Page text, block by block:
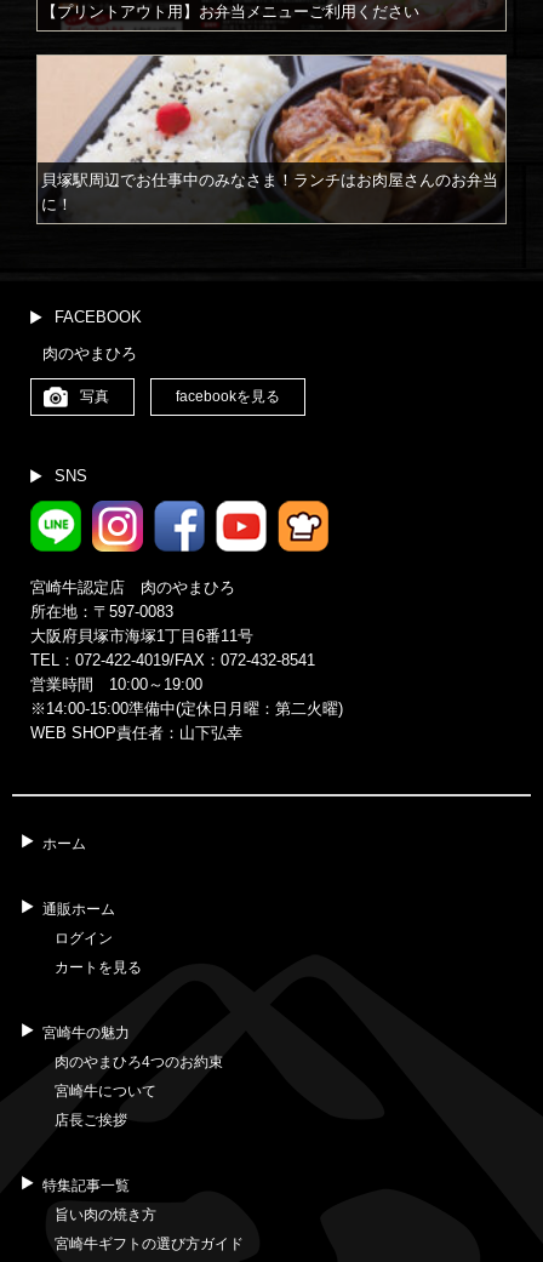
【プリントアウト用】お弁当メニューご利用ください
貝塚駅周辺でお仕事中のみなさま！ランチはお肉屋さんのお弁当
に！
FACEBOOK
肉のやまひろ
写真 facebookを見る
SNS
宮崎牛認定店 肉のやまひろ
所在地：〒597-0083
大阪府貝塚市海塚1丁目6番11号
TEL：072-422-4019/FAX：072-432-8541
営業時間 10:00～19:00
※14:00‐15:00準備中(定休日月曜：第二火曜)
WEB SHOP責任者：山下弘幸
ホーム
通販ホーム
ログイン
カートを見る
宮崎牛の魅力
肉のやまひろ4つのお約束
宮崎牛について
店長ご挨拶
特集記事一覧
旨い肉の焼き方
宮崎牛ギフトの選び方ガイド